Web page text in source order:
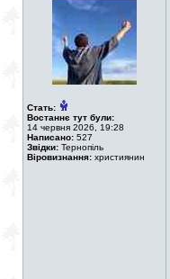
Стать:
Востаннє тут були:
14 червня 2026, 19:28
Написано: 527
Звідки: Тернопіль
Віровизнання: християнин